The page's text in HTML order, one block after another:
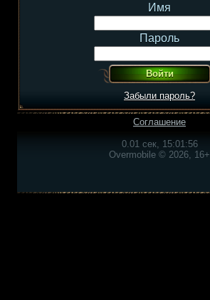
Имя
Пароль
Забыли пароль?
Соглашение
0.01 сек, 15:01:56
Overmobile © 2026, 16+